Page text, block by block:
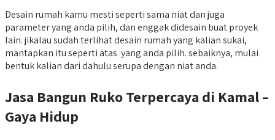
Desain rumah kamu mesti seperti sama niat dan juga
parameter yang anda pilih, dan enggak didesain buat proyek
lain. jikalau sudah terlihat desain rumah yang kalian sukai,
mantapkan itu seperti atas yang anda pilih. sebaiknya, mulai
bentuk kalian dari dahulu serupa dengan niat anda.
Jasa Bangun Ruko Terpercaya di Kamal –
Gaya Hidup